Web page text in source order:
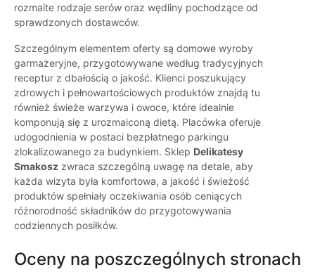
rozmaite rodzaje serów oraz wędliny pochodzące od
sprawdzonych dostawców.
Szczególnym elementem oferty są domowe wyroby
garmażeryjne, przygotowywane według tradycyjnych
receptur z dbałością o jakość. Klienci poszukujący
zdrowych i pełnowartościowych produktów znajdą tu
również świeże warzywa i owoce, które idealnie
komponują się z urozmaiconą dietą. Placówka oferuje
udogodnienia w postaci bezpłatnego parkingu
zlokalizowanego za budynkiem. Sklep Delikatesy
Smakosz zwraca szczególną uwagę na detale, aby
każda wizyta była komfortowa, a jakość i świeżość
produktów spełniały oczekiwania osób ceniących
różnorodność składników do przygotowywania
codziennych posiłków.
Oceny na poszczególnych stronach